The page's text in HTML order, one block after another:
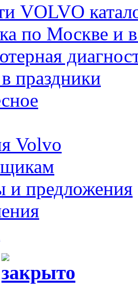
VOLVO
по Москве и
праздники
Volvo
и предложения